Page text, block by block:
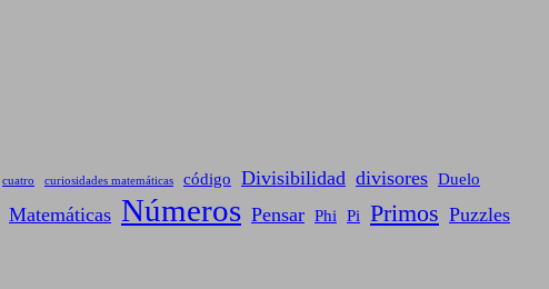
cuatro curiosidades matemáticas código Divisibilidad divisores Duelo
Matemáticas Números Pensar Phi Pi Primos Puzzles